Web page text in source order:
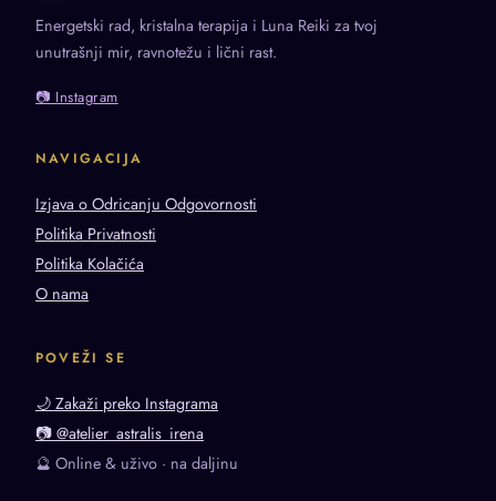
Energetski rad, kristalna terapija i Luna Reiki za tvoj
unutrašnji mir, ravnotežu i lični rast.
📷 Instagram
NAVIGACIJA
Izjava o Odricanju Odgovornosti
Politika Privatnosti
Politika Kolačića
O nama
POVEŽI SE
🌙 Zakaži preko Instagrama
📷 @atelier_astralis_irena
🔮 Online & uživo · na daljinu